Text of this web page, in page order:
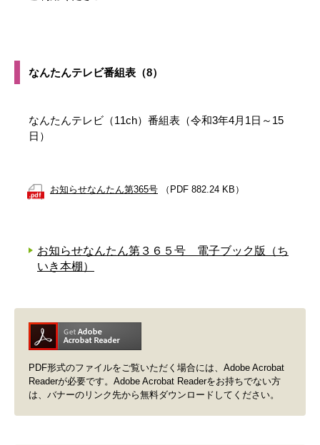
なんたんテレビ番組表（8）
なんたんテレビ（11ch）番組表（令和3年4月1日～15
日）
お知らせなんたん第365号 （PDF 882.24 KB）
お知らせなんたん第３６５号 電子ブック版（ち
いき本棚）
PDF形式のファイルをご覧いただく場合には、Adobe Acrobat
Readerが必要です。Adobe Acrobat Readerをお持ちでない方
は、バナーのリンク先から無料ダウンロードしてください。